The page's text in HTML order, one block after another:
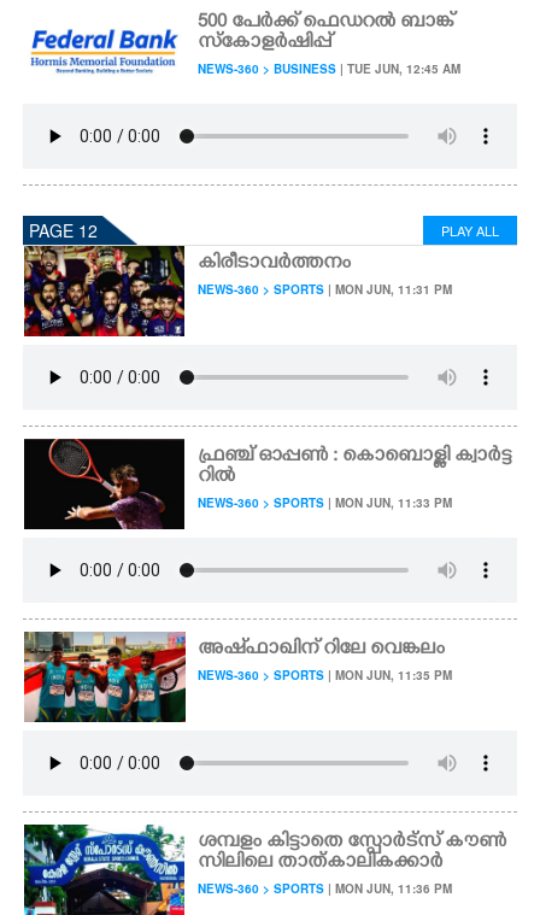
500 പേർക്ക് ഫെഡറൽ ബാങ്ക്
സ്കോളർഷിപ്പ്
NEWS-360 > BUSINESS | TUE JUN, 12:45 AM
PAGE 12 PLAY ALL
കിരീടാവർത്തനം
NEWS-360 > SPORTS | MON JUN, 11:31 PM
ഫ്രഞ്ച് ഓപ്പൺ : കൊബൊള്ളി ക്വാർട്ട
റിൽ
NEWS-360 > SPORTS | MON JUN, 11:33 PM
അഷ്ഫാഖിന് റിലേ വെങ്കലം
NEWS-360 > SPORTS | MON JUN, 11:35 PM
ശമ്പളം കിട്ടാതെ സ്പോർട്സ് കൗൺ
സിലിലെ താത്കാലികക്കാർ
NEWS-360 > SPORTS | MON JUN, 11:36 PM